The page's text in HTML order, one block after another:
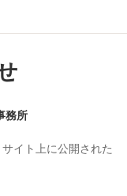
務所
イト上に公開された